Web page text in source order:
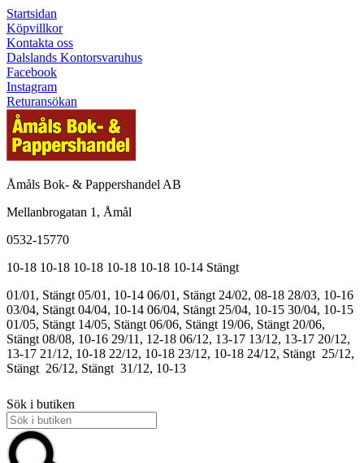
Startsidan
Köpvillkor
Kontakta oss
Dalslands Kontorsvaruhus
Facebook
Instagram
Returansökan
Åmåls Bok- & Pappershandel AB
Mellanbrogatan 1, Åmål
0532-15770
10-18 10-18 10-18 10-18 10-18 10-14 Stängt
01/01, Stängt 05/01, 10-14 06/01, Stängt 24/02, 08-18 28/03, 10-16
03/04, Stängt 04/04, 10-14 06/04, Stängt 25/04, 10-15 30/04, 10-15
01/05, Stängt 14/05, Stängt 06/06, Stängt 19/06, Stängt 20/06,
Stängt 08/08, 10-16 29/11, 12-18 06/12, 13-17 13/12, 13-17 20/12,
13-17 21/12, 10-18 22/12, 10-18 23/12, 10-18 24/12, Stängt 25/12,
Stängt 26/12, Stängt 31/12, 10-13
Sök i butiken